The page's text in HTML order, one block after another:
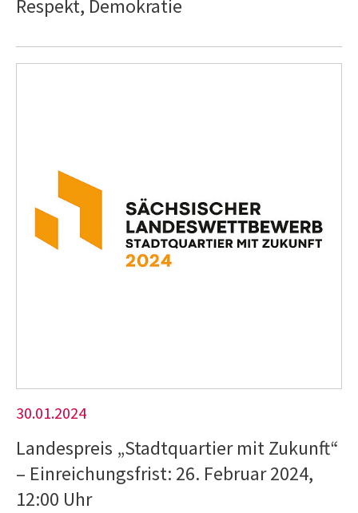
Respekt, Demokratie
30.01.2024
Landespreis „Stadtquartier mit Zukunft“
– Einreichungsfrist: 26. Februar 2024,
12:00 Uhr